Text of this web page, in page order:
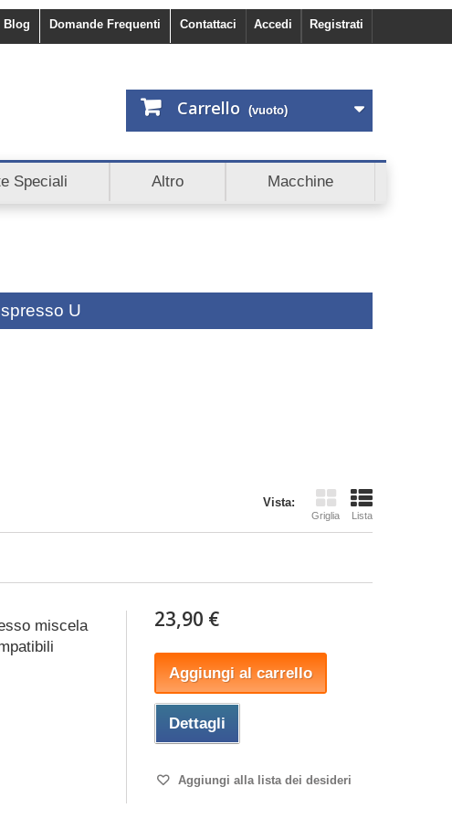
Registrati
Accedi
Contattaci
Domande Frequenti
Blog
Carrello (vuoto)
subito 5€ di sconto. Scopri anche Cashback e Affiliazioni.
Speciali Altro Macchine
U
Vista:
Griglia Lista
miscela
23,90 €
Aggiungi al carrello
Dettagli
Aggiungi alla lista dei desideri